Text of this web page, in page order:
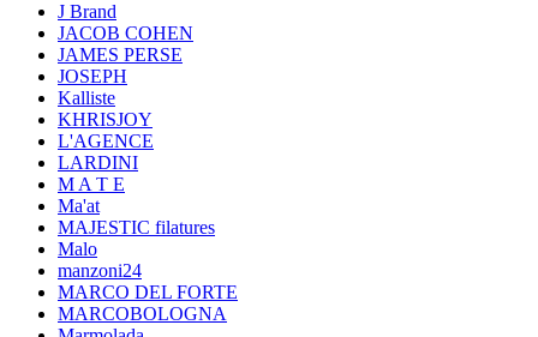
J Brand
JACOB COHEN
JAMES PERSE
JOSEPH
Kalliste
KHRISJOY
L'AGENCE
LARDINI
M A T E
Ma'at
MAJESTIC filatures
Malo
manzoni24
MARCO DEL FORTE
MARCOBOLOGNA